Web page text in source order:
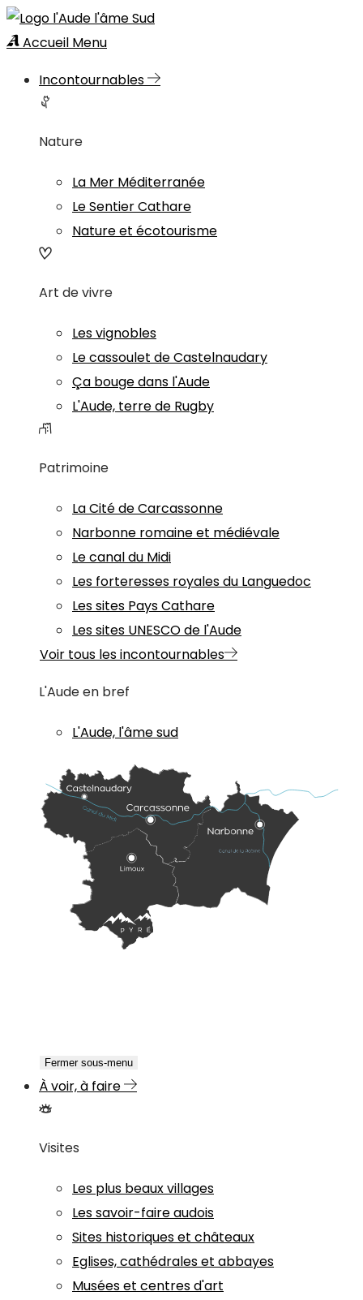
Accueil Menu
Incontournables
Nature
La Mer Méditerranée
Le Sentier Cathare
Nature et écotourisme
Art de vivre
Les vignobles
Le cassoulet de Castelnaudary
Ça bouge dans l'Aude
L'Aude, terre de Rugby
Patrimoine
La Cité de Carcassonne
Narbonne romaine et médiévale
Le canal du Midi
Les forteresses royales du Languedoc
Les sites Pays Cathare
Les sites UNESCO de l'Aude
Voir tous les incontournables
L'Aude en bref
L'Aude, l'âme sud
Fermer sous-menu
À voir, à faire
Visites
Les plus beaux villages
Les savoir-faire audois
Sites historiques et châteaux
Eglises, cathédrales et abbayes
Musées et centres d'art